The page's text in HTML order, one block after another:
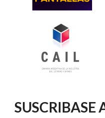
SUSCRIBASE